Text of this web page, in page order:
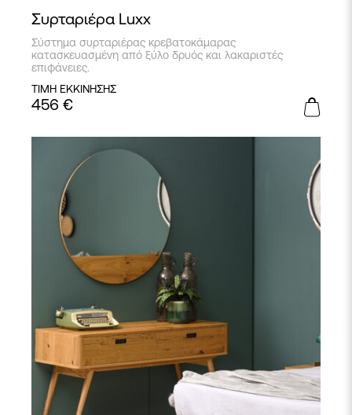
Συρταριέρα Luxx
Σύστημα συρταριέρας κρεβατοκάμαρας
κατασκευασμένη από ξύλο δρυός και λακαριστές
επιφάνειες.
ΤΙΜΗ ΕΚΚΙΝΗΣΗΣ
456 €